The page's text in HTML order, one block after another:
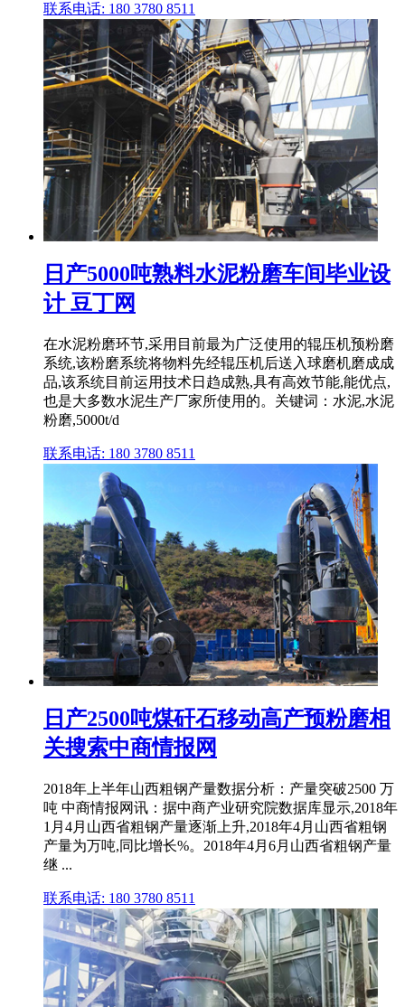
联系电话: 180 3780 8511
日产5000吨熟料水泥粉磨车间毕业设
计 豆丁网
在水泥粉磨环节,采用目前最为广泛使用的辊压机预粉磨
系统,该粉磨系统将物料先经辊压机后送入球磨机磨成成
品,该系统目前运用技术日趋成熟,具有高效节能,能优点,
也是大多数水泥生产厂家所使用的。关键词：水泥,水泥
粉磨,5000t/d
联系电话: 180 3780 8511
日产2500吨煤矸石移动高产预粉磨相
关搜索中商情报网
2018年上半年山西粗钢产量数据分析：产量突破2500 万
吨 中商情报网讯：据中商产业研究院数据库显示,2018年
1月4月山西省粗钢产量逐渐上升,2018年4月山西省粗钢
产量为万吨,同比增长%。2018年4月6月山西省粗钢产量
继 ...
联系电话: 180 3780 8511